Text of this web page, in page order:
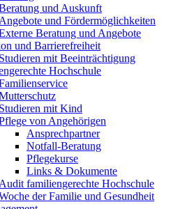
und Auskunft
Angebote und Fördermöglichkeiten
Beratung und Angebote
und Barrierefreiheit
Studieren mit Beeinträchtigung
Hochschule
Studieren mit Kind
von Angehörigen
Ansprechpartner
Notfall-Beratung
Pflegekurse
Links & Dokumente
Audit familiengerechte Hochschule
der Familie und Gesundheit